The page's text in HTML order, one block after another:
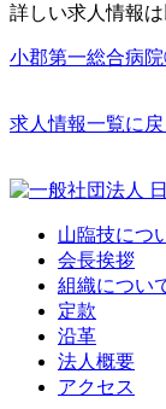
詳しい求人情報
小郡第一総合病
求人情報一覧に戻
山臨技につ
会長挨拶
組織につい
定款
沿革
法人概要
アクセス